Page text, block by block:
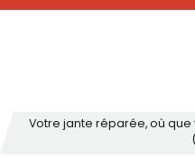
Votre jante réparée, où